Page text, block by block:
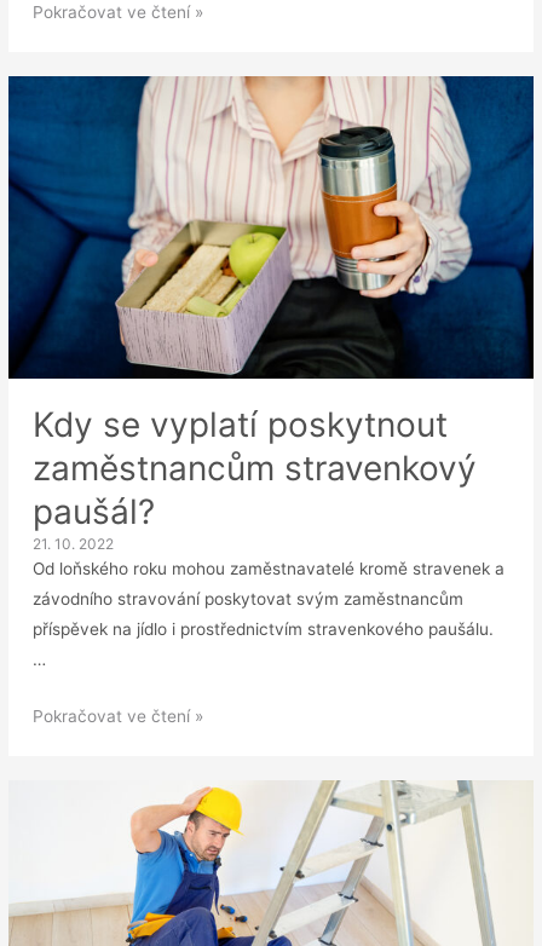
Vláda
zaměstnávání
Pokračovat ve čtení »
Kdy se vyplatí poskytnout
zaměstnancům stravenkový
paušál?
21. 10. 2022
Od loňského roku mohou zaměstnavatelé kromě stravenek a
závodního stravování poskytovat svým zaměstnancům
příspěvek na jídlo i prostřednictvím stravenkového paušálu.
…
Kdy
zaměstnancům
paušál?
Pokračovat ve čtení »